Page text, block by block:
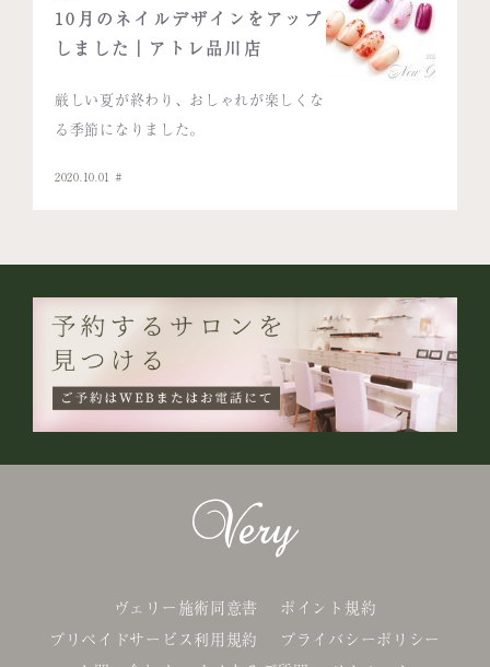
10月のネイルデザインをアップ
しました｜アトレ品川店
厳しい夏が終わり、おしゃれが楽しくな
る季節になりました。
2020.10.01
ヴェリー施術同意書
ポイント規約
プリペイドサービス利用規約
プライバシーポリシー